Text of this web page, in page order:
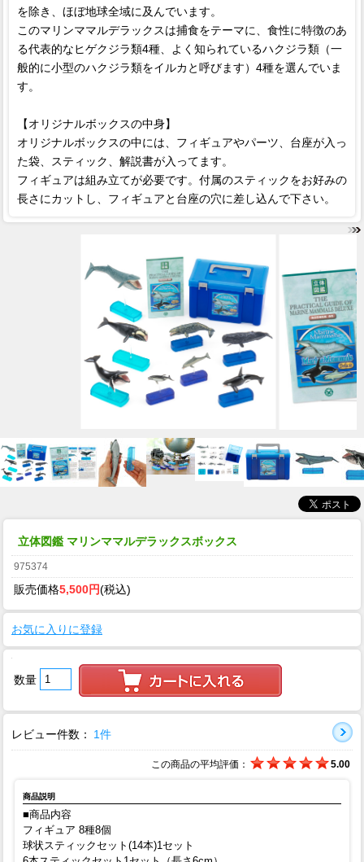
を除き、ほぼ地球全域に及んでいます。
このマリンママルデラックスは捕食をテーマに、食性に特徴のあ
る代表的なヒゲクジラ類4種、よく知られているハクジラ類（一
般的に小型のハクジラ類をイルカと呼びます）4種を選んでいま
す。
【オリジナルボックスの中身】
オリジナルボックスの中には、フィギュアやパーツ、台座が入っ
た袋、スティック、解説書が入ってます。
フィギュアは組み立てが必要です。付属のスティックをお好みの
長さにカットし、フィギュアと台座の穴に差し込んで下さい。
立体図鑑 マリンママルデラックスボックス
975374
販売価格5,500円(税込)
お気に入りに登録
数量
レビュー件数： 1件
この商品の平均評価： 5.00
商品説明
■商品内容
フィギュア 8種8個
球状スティックセット(14本)1セット